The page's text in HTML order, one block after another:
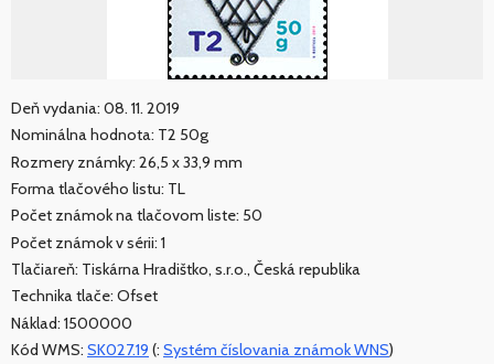
Deň vydania: 08. 11. 2019
Nominálna hodnota: T2 50g
Rozmery známky: 26,5 x 33,9 mm
Forma tlačového listu: TL
Počet známok na tlačovom liste: 50
Počet známok v sérii: 1
Tlačiareň: Tiskárna Hradištko, s.r.o., Česká republika
Technika tlače: Ofset
Náklad: 1500000
Kód WMS: SK027.19 (: Systém číslovania známok WNS)